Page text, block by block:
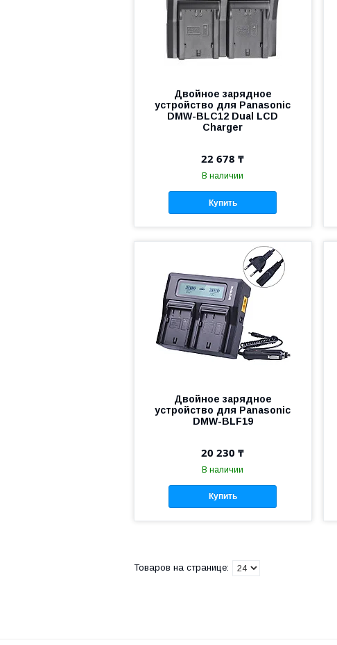
Двойное зарядное
устройство для Panasonic
DMW-BLC12 Dual LCD
Charger
22 678 ₸
В наличии
Купить
Двойное зарядное
устройство для Panasonic
DMW-BLF19
20 230 ₸
В наличии
Купить